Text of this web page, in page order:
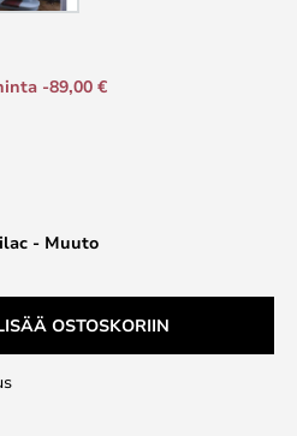
- Muuto
-89,00 €
OSTOSKORIIN